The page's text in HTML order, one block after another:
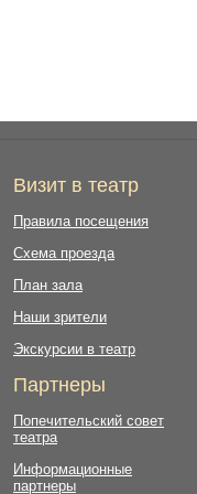
Визит в театр
Правила посещения
Схема проезда
План зала
Наши зрители
Экскурсии в театр
Партнеры
Попечительский совет
театра
Информационные
партнеры